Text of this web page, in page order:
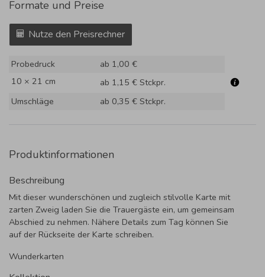
Formate und Preise
Nutze den Preisrechner
Probedruck
ab 1,00 €
10 × 21 cm
ab 1,15 € Stckpr.
Umschläge
ab 0,35 € Stckpr.
Produktinformationen
Beschreibung
Mit dieser wunderschönen und zugleich stilvolle Karte mit
zarten Zweig laden Sie die Trauergäste ein, um gemeinsam
Abschied zu nehmen. Nähere Details zum Tag können Sie
auf der Rückseite der Karte schreiben.
Wunderkarten